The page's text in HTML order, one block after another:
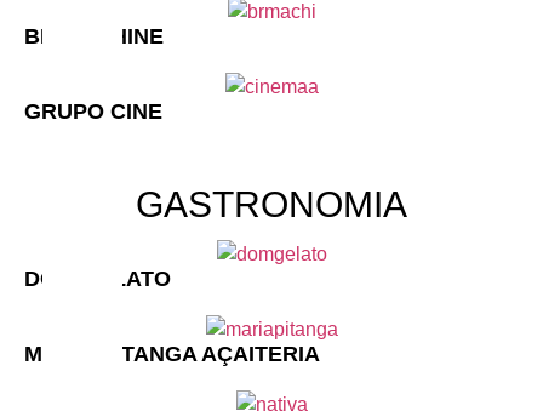
BR MACHINE
GRUPO CINE
GASTRONOMIA
DOM GELATO
MARIA PITANGA AÇAITERIA